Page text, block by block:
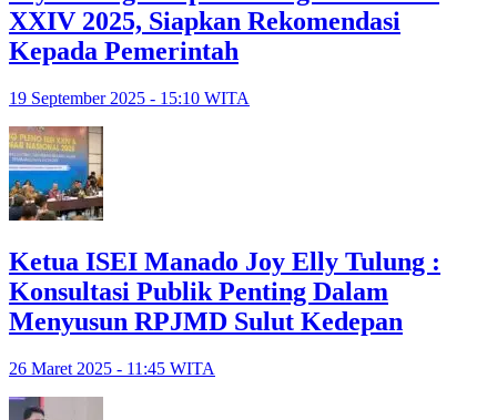
XXIV 2025, Siapkan Rekomendasi
Kepada Pemerintah
19 September 2025 - 15:10 WITA
Ketua ISEI Manado Joy Elly Tulung :
Konsultasi Publik Penting Dalam
Menyusun RPJMD Sulut Kedepan
26 Maret 2025 - 11:45 WITA